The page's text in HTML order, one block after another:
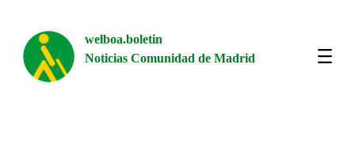
welboa.boletin
Noticias Comunidad de Madrid